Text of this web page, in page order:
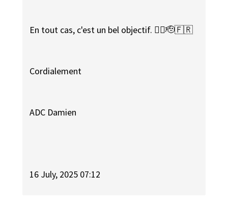
En tout cas, c'est un bel objectif. 👍🏼🫡🇫🇷
Cordialement
ADC Damien
16 July, 2025 07:12